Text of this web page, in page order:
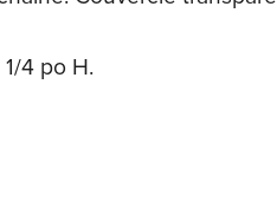
4 po H.